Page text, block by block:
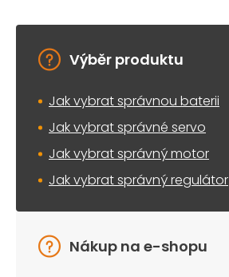
Výběr produktu
Jak vybrat správnou baterii
Jak vybrat správné servo
Jak vybrat správný motor
Jak vybrat správný regulátor
Nákup na e-shopu